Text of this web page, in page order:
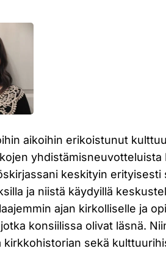
aikoihin erikoistunut
keskityin
ja niistä käydyillä
ajan kirkolliselle ja
konsiilissa olivat läsnä.
kirkkohistorian sekä